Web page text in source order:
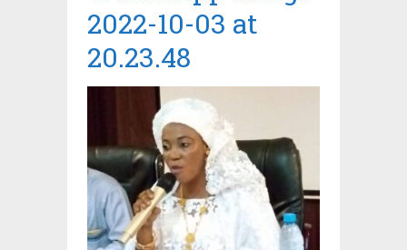
2022-10-03 at
20.23.48